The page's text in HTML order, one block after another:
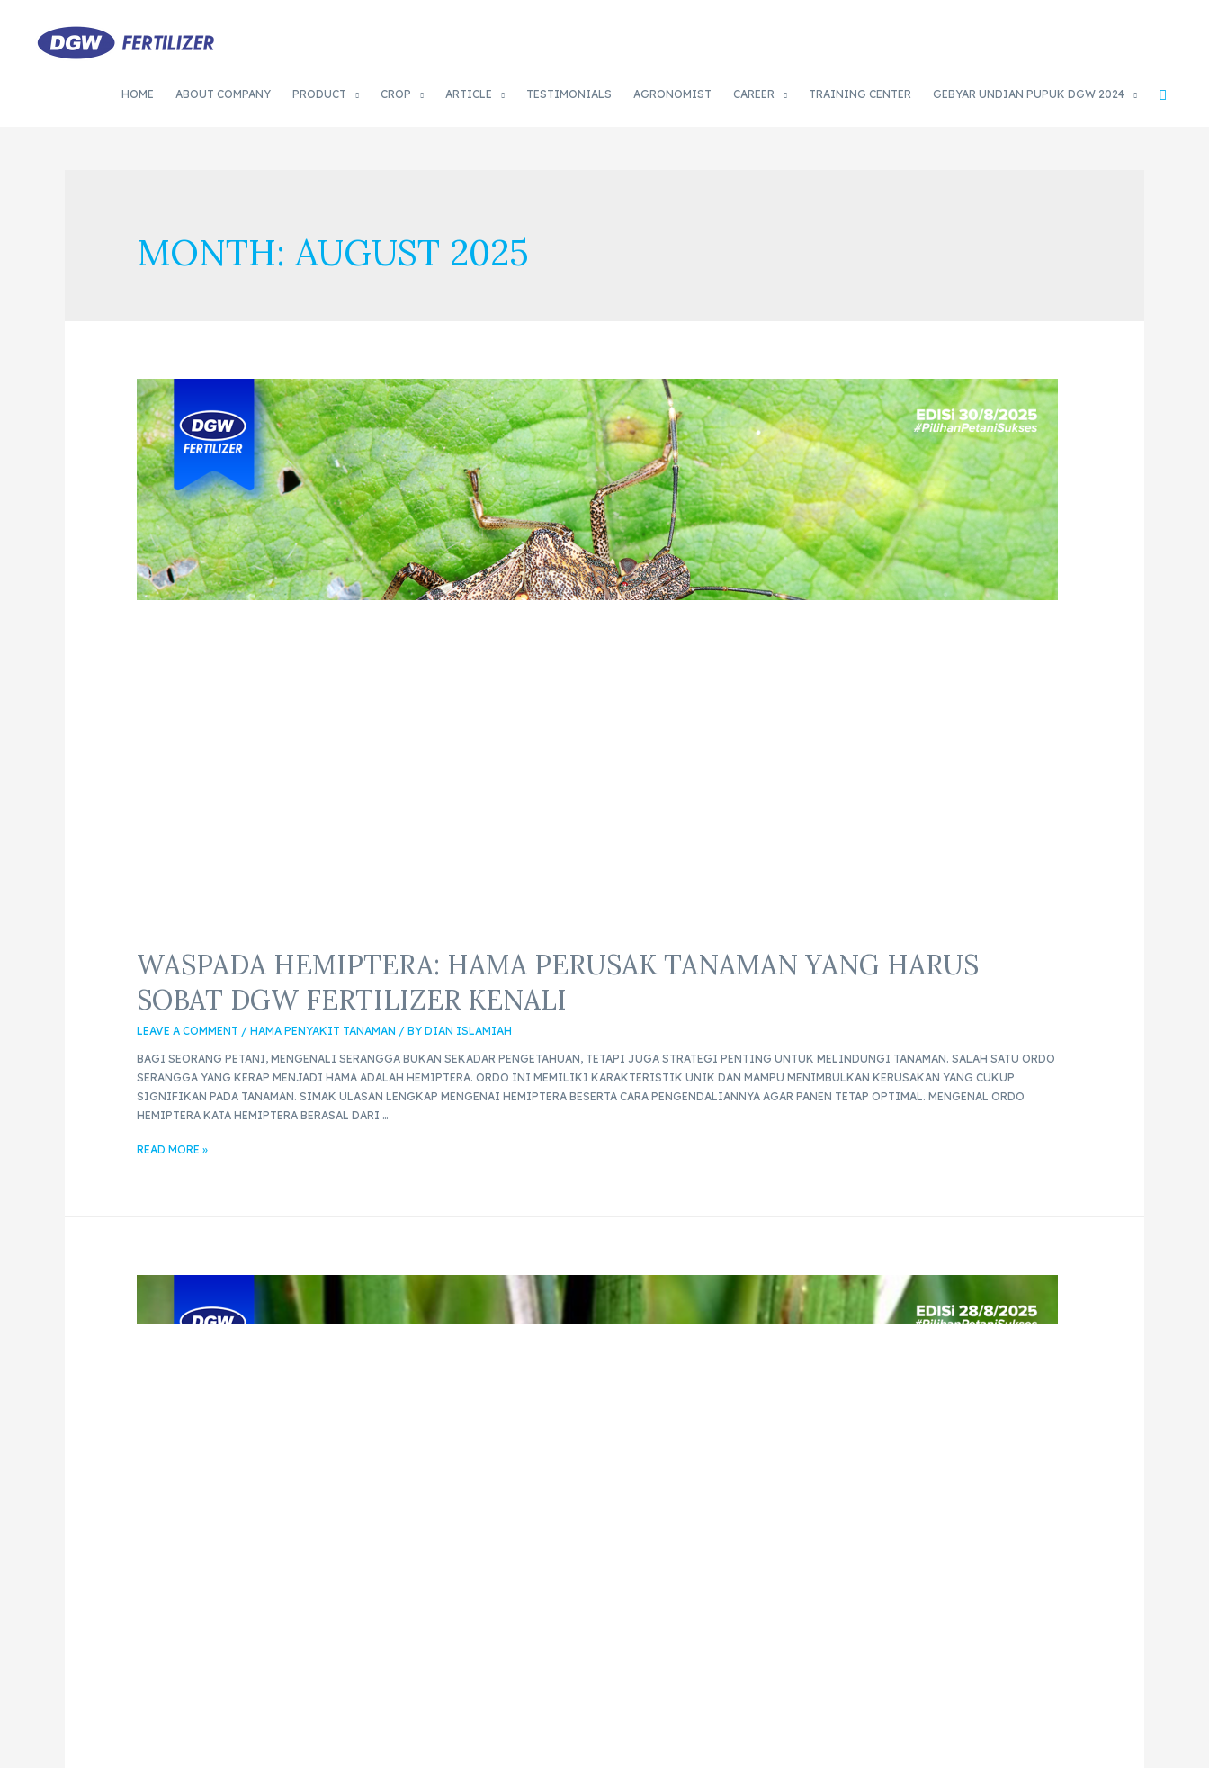
HOME ABOUT COMPANY PRODUCT CROP ARTICLE TESTIMONIALS AGRONOMIST CAREER TRAINING CENTER GEBYAR UNDIAN PUPUK DGW 2024
MONTH:AUGUST 2025
WASPADA HEMIPTERA: HAMA PERUSAK TANAMAN YANG HARUS
SOBAT DGW FERTILIZER KENALI
LEAVE A COMMENT /HAMA PENYAKIT TANAMAN / BYDIAN ISLAMIAH
BAGI SEORANG PETANI, MENGENALI SERANGGA BUKAN SEKADAR PENGETAHUAN, TETAPI JUGA STRATEGI PENTING UNTUK MELINDUNGI TANAMAN. SALAH SATU ORDO
SERANGGA YANG KERAP MENJADI HAMA ADALAH HEMIPTERA. ORDO INI MEMILIKI KARAKTERISTIK UNIK DAN MAMPU MENIMBULKAN KERUSAKAN YANG CUKUP
SIGNIFIKAN PADA TANAMAN. SIMAK ULASAN LENGKAP MENGENAI HEMIPTERA BESERTA CARA PENGENDALIANNYA AGAR PANEN TETAP OPTIMAL. MENGENAL ORDO
HEMIPTERA KATA HEMIPTERA BERASAL DARI …
READ MORE »